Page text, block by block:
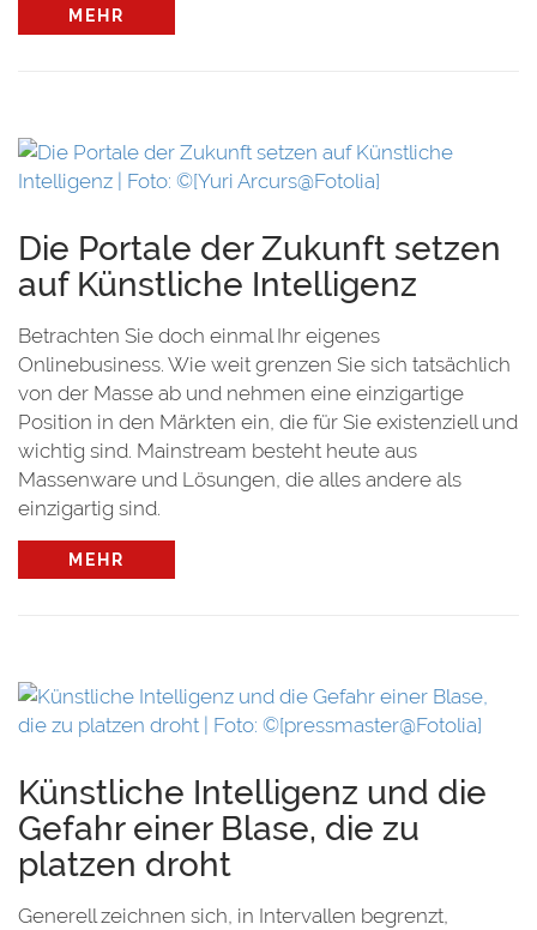
MEHR
Die Portale der Zukunft setzen
auf Künstliche Intelligenz
Betrachten Sie doch einmal Ihr eigenes
Onlinebusiness. Wie weit grenzen Sie sich tatsächlich
von der Masse ab und nehmen eine einzigartige
Position in den Märkten ein, die für Sie existenziell und
wichtig sind. Mainstream besteht heute aus
Massenware und Lösungen, die alles andere als
einzigartig sind.
MEHR
Künstliche Intelligenz und die
Gefahr einer Blase, die zu
platzen droht
Generell zeichnen sich, in Intervallen begrenzt,